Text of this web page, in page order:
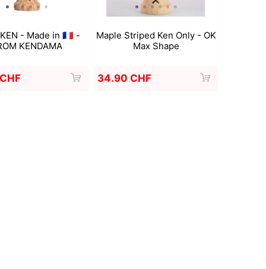
- Made in 🇫🇷 -
KENDAMA
Maple Striped Ken Only - OK
Max Shape
34.90 CHF